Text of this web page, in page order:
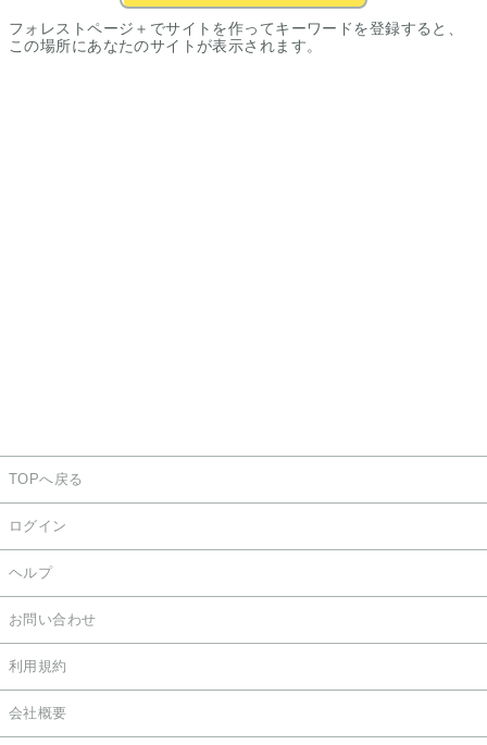
フォレストページ＋でサイトを作ってキーワードを登録すると、
この場所にあなたのサイトが表示されます。
TOPへ戻る
ログイン
ヘルプ
お問い合わせ
利用規約
会社概要